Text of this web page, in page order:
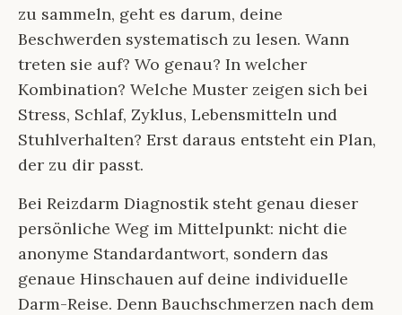
zu sammeln, geht es darum, deine
Beschwerden systematisch zu lesen. Wann
treten sie auf? Wo genau? In welcher
Kombination? Welche Muster zeigen sich bei
Stress, Schlaf, Zyklus, Lebensmitteln und
Stuhlverhalten? Erst daraus entsteht ein Plan,
der zu dir passt.
Bei Reizdarm Diagnostik steht genau dieser
persönliche Weg im Mittelpunkt: nicht die
anonyme Standardantwort, sondern das
genaue Hinschauen auf deine individuelle
Darm-Reise. Denn Bauchschmerzen nach dem